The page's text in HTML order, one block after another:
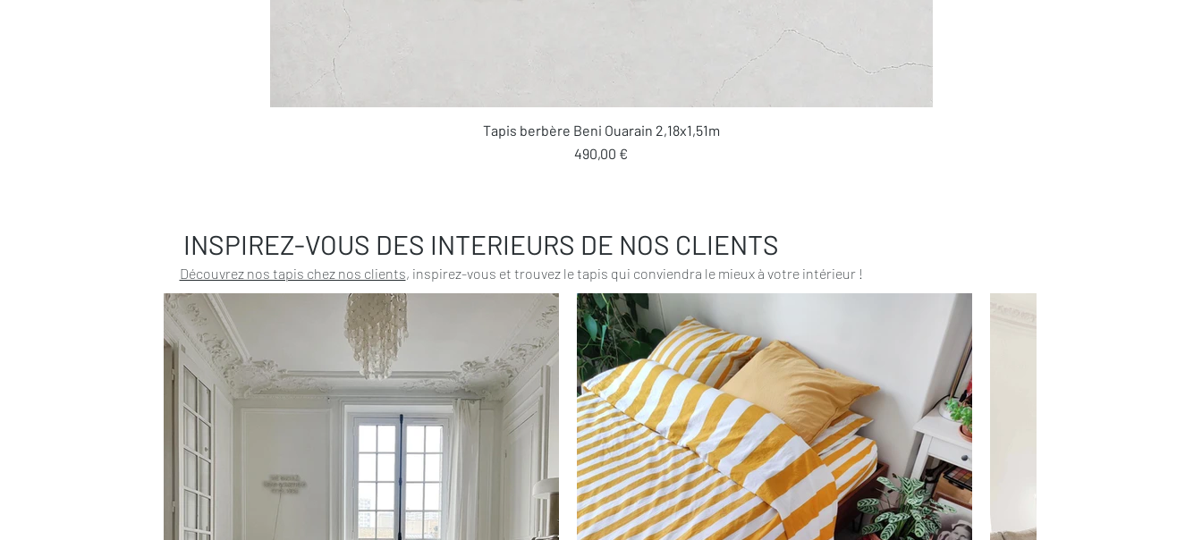
Aperçu rapide
Tapis berbère Beni Ouarain 2,18x1,51m
Prix
490,00 €
INSPIREZ-VOUS DES INTERIEURS DE NOS CLIENTS
Découvrez nos tapis chez nos clients, inspirez-vous et trouvez le tapis qui conviendra le mieux à votre intérieur !